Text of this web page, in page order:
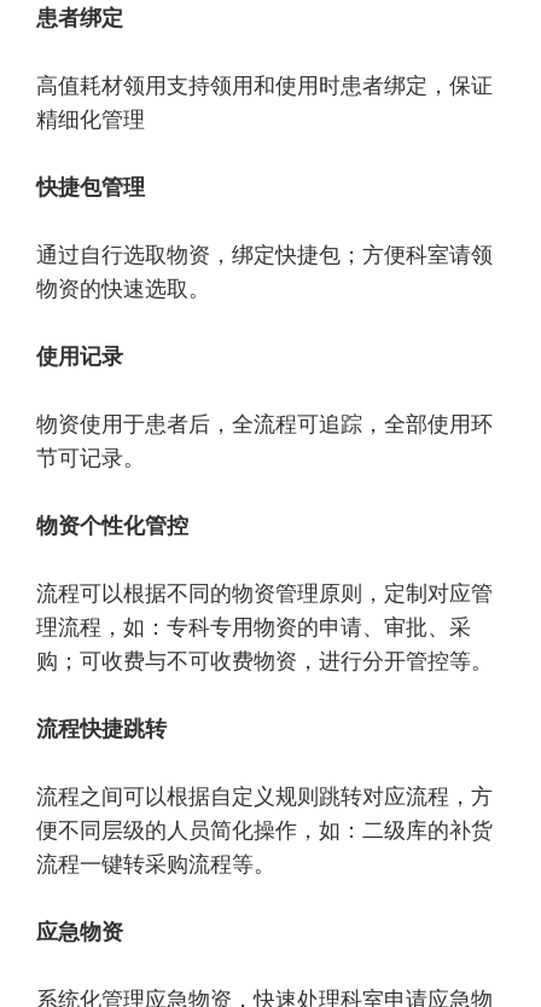
患者绑定
高值耗材领用支持领用和使用时患者绑定，保证
精细化管理
快捷包管理
通过自行选取物资，绑定快捷包；方便科室请领
物资的快速选取。
使用记录
物资使用于患者后，全流程可追踪，全部使用环
节可记录。
物资个性化管控
流程可以根据不同的物资管理原则，定制对应管
理流程，如：专科专用物资的申请、审批、采
购；可收费与不可收费物资，进行分开管控等。
流程快捷跳转
流程之间可以根据自定义规则跳转对应流程，方
便不同层级的人员简化操作，如：二级库的补货
流程一键转采购流程等。
应急物资
系统化管理应急物资，快速处理科室申请应急物